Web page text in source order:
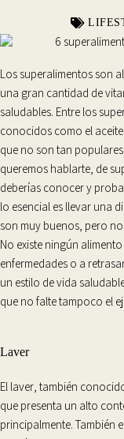
Los superalimentos son
una gran cantidad de
saludables. Entre los
conocidos como el
que no son tan
queremos hablarte, de
deberías conocer y
lo esencial es llevar una
son muy buenos, pero
No existe ningún
enfermedades o a
un estilo de vida
que no falte tampoco el
Laver
El laver , también
que presenta un alto
principalmente. También